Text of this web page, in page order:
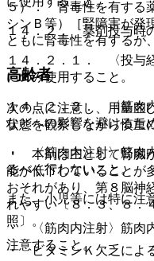
１４．２． 薬剤投与時
１４．２．１． 〈投与
にのみ使用すること。
１４．２．２． 〈筋肉
などへの影響を避けるた
・ 〈筋肉内注射〉筋肉
るべく行わないこと。
また、小児等には特に注
・ 〈筋肉内注射〉筋肉
注意すること。
５）． 腎毒性を有する
シンＢ等）［腎障害が発
ともに腎毒性を有するが
高齢者
次の点に注意し、用量並
状態を観察しながら慎重
・ 本剤は主として腎臓
能が低下していることが
おそれがあり、第８脳神
れやすい〔８．３、８．
照〕。
・ ビタミンＫ欠乏によ